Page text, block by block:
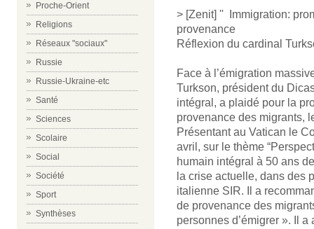
Proche-Orient
Religions
Réseaux "sociaux"
Russie
Russie-Ukraine-etc
Santé
Sciences
Scolaire
Social
Société
Sport
Synthèses
> [Zenit] '' Immigration:
provenance
Réflexion du cardinal
Face à l’émigration
Turkson, président du
intégral, a plaidé pour la
provenance des migrants,
Présentant au Vatican le
avril, sur le thème
humain intégral à 50 ans
la crise actuelle, dans des
italienne SIR. Il a
de provenance des
personnes d’émigrer ». Il